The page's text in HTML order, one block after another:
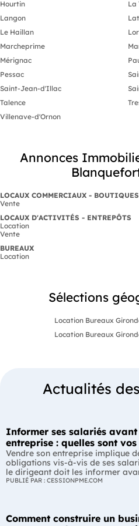
Hourtin
La
Langon
Le Haillan
Marcheprime
Mérignac
Pessac
Saint-Jean-d'Illac
Talence
Villenave-d'Ornon
Annonces
LOCAUX COMMERCIAUX - BOUTIQUES
Vente
LOCAUX D'ACTIVITÉS - ENTREPÔTS
Location
Vente
BUREAUX
Location
Sélections
Location Bureaux
Location Bureaux
Actualités
Informer ses salariés
entreprise : quelles sont
Vendre son entreprise implique
obligations vis-à-vis de ses
le dirigeant doit les informer
leur permettre, s'ils le souhaitent,
L'essentiel Les entreprises de moins de 250 salariés sont
PUBLIÉ PAR : CESSIONPME.COM
Comment construire un